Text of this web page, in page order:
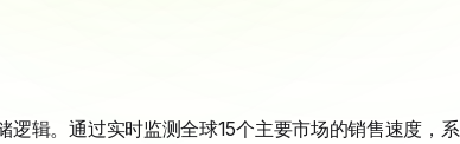
辑。通过实时监测全球15个主要市场的销售速度，系